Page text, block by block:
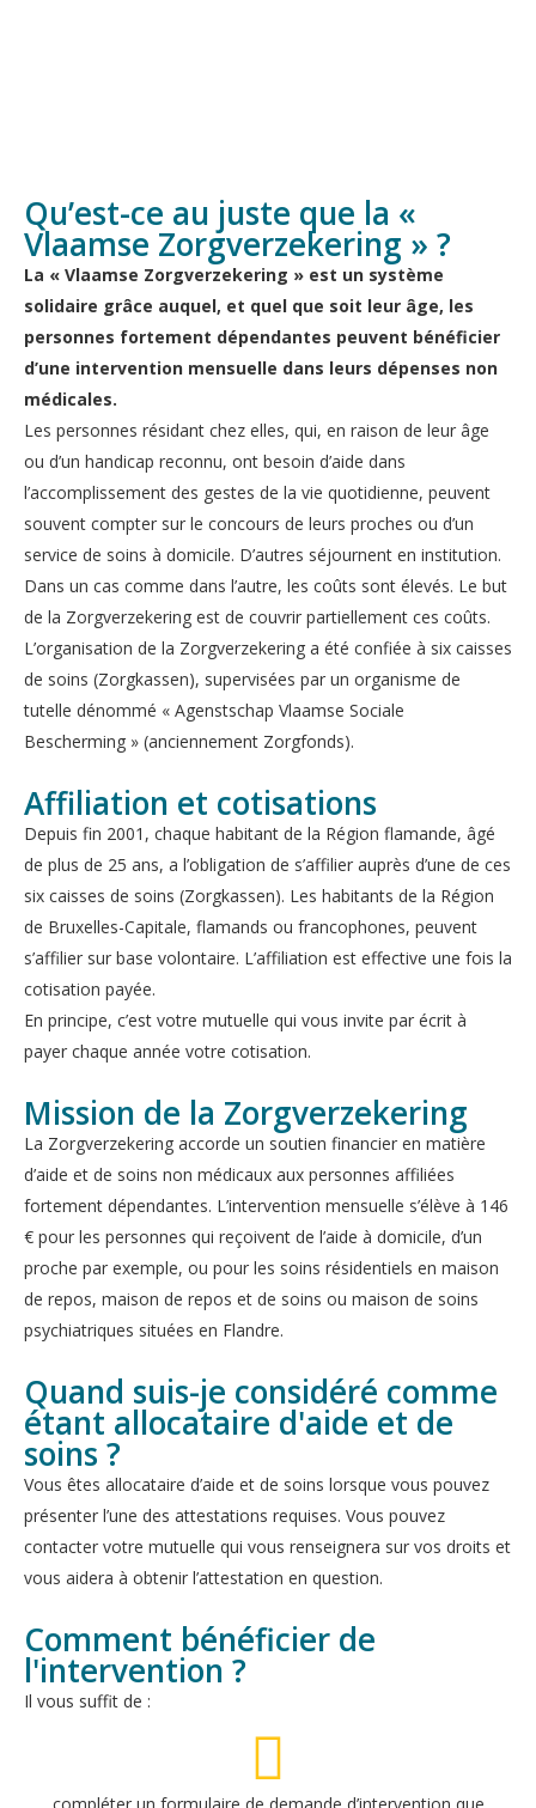
Qu’est-ce au juste que la «
Vlaamse Zorgverzekering » ?
La « Vlaamse Zorgverzekering » est un système
solidaire grâce auquel, et quel que soit leur âge, les
personnes fortement dépendantes peuvent bénéficier
d’une intervention mensuelle dans leurs dépenses non
médicales.
Les personnes résidant chez elles, qui, en raison de leur âge
ou d’un handicap reconnu, ont besoin d’aide dans
l’accomplissement des gestes de la vie quotidienne, peuvent
souvent compter sur le concours de leurs proches ou d’un
service de soins à domicile. D’autres séjournent en institution.
Dans un cas comme dans l’autre, les coûts sont élevés. Le but
de la Zorgverzekering est de couvrir partiellement ces coûts.
L’organisation de la Zorgverzekering a été confiée à six caisses
de soins (Zorgkassen), supervisées par un organisme de
tutelle dénommé « Agenstschap Vlaamse Sociale
Bescherming » (anciennement Zorgfonds).
Affiliation et cotisations
Depuis fin 2001, chaque habitant de la Région flamande, âgé
de plus de 25 ans, a l’obligation de s’affilier auprès d’une de ces
six caisses de soins (Zorgkassen). Les habitants de la Région
de Bruxelles-Capitale, flamands ou francophones, peuvent
s’affilier sur base volontaire. L’affiliation est effective une fois la
cotisation payée.
En principe, c’est votre mutuelle qui vous invite par écrit à
payer chaque année votre cotisation.
Mission de la Zorgverzekering
La Zorgverzekering accorde un soutien financier en matière
d’aide et de soins non médicaux aux personnes affiliées
fortement dépendantes. L’intervention mensuelle s’élève à 146
€ pour les personnes qui reçoivent de l’aide à domicile, d’un
proche par exemple, ou pour les soins résidentiels en maison
de repos, maison de repos et de soins ou maison de soins
psychiatriques situées en Flandre.
Quand suis-je considéré comme
étant allocataire d'aide et de
soins ?
Vous êtes allocataire d’aide et de soins lorsque vous pouvez
présenter l’une des attestations requises. Vous pouvez
contacter votre mutuelle qui vous renseignera sur vos droits et
vous aidera à obtenir l’attestation en question.
Comment bénéficier de
l'intervention ?
Il vous suffit de :